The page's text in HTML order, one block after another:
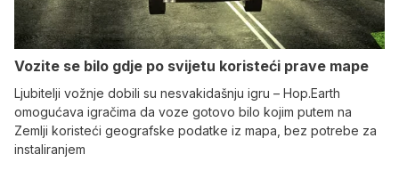
Vozite se bilo gdje po svijetu koristeći prave mape
Ljubitelji vožnje dobili su nesvakidašnju igru – Hop.Earth
omogućava igračima da voze gotovo bilo kojim putem na
Zemlji koristeći geografske podatke iz mapa, bez potrebe za
instaliranjem